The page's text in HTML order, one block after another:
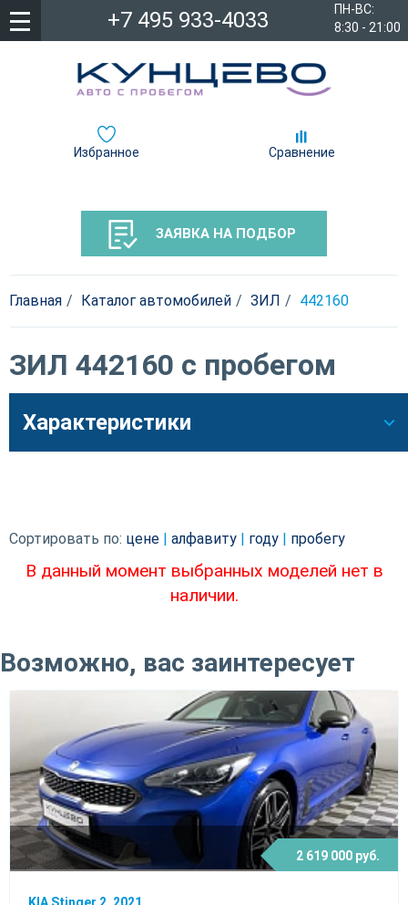
ПН-ВС:
8:30 - 21:00
+7 495 933-4033
Избранное Сравнение
ЗАЯВКА НА ПОДБОР
Главная Каталог автомобилей ЗИЛ 442160
ЗИЛ 442160 с пробегом
Характеристики
Сортировать по: цене алфавиту году пробегу
В данный момент выбранных моделей нет в
наличии.
Возможно, вас заинтересует
2 619 000 руб.